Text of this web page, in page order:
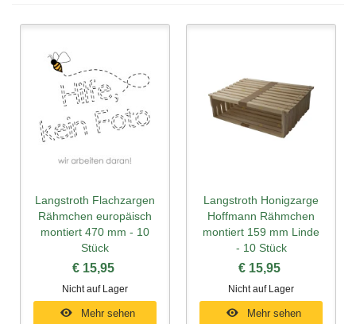
Langstroth Flachzargen
Rähmchen europäisch
montiert 470 mm - 10
Stück
€ 15,95
Nicht auf Lager
Mehr sehen
Langstroth Honigzarge
Hoffmann Rähmchen
montiert 159 mm Linde
- 10 Stück
€ 15,95
Nicht auf Lager
Mehr sehen